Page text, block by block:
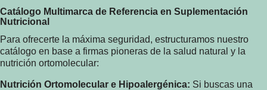
Catálogo Multimarca de Referencia en Suplementación
Nutricional
Para ofrecerte la máxima seguridad, estructuramos nuestro
catálogo en base a firmas pioneras de la salud natural y la
nutrición ortomolecular:
Nutrición Ortomolecular e Hipoalergénica: Si buscas una